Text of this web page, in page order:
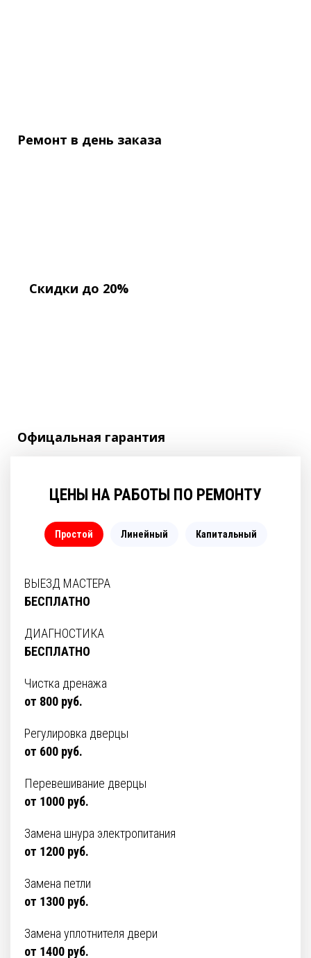
Ремонт в день заказа
Скидки до 20%
Офицальная гарантия
ЦЕНЫ НА РАБОТЫ ПО РЕМОНТУ
Простой Линейный Капитальный
ВЫЕЗД МАСТЕРА
БЕСПЛАТНО
ДИАГНОСТИКА
БЕСПЛАТНО
Чистка дренажа
от 800 руб.
Регулировка дверцы
от 600 руб.
Перевешивание дверцы
от 1000 руб.
Замена шнура электропитания
от 1200 руб.
Замена петли
от 1300 руб.
Замена уплотнителя двери
от 1400 руб.